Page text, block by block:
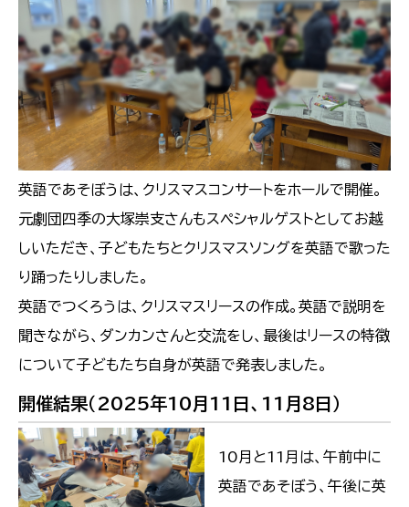
英語であそぼうは、クリスマスコンサートをホールで開催。
元劇団四季の大塚崇支さんもスペシャルゲストとしてお越
しいただき、子どもたちとクリスマスソングを英語で歌った
り踊ったりしました。
英語でつくろうは、クリスマスリースの作成。英語で説明を
聞きながら、ダンカンさんと交流をし、最後はリースの特徴
について子どもたち自身が英語で発表しました。
開催結果（2025年10月11日、11月8日）
10月と11月は、午前中に
英語であそぼう、午後に英